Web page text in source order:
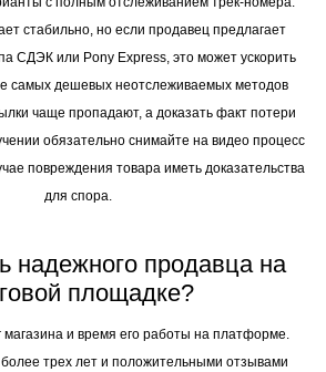
стабильно, но если продавец предлагает
СДЭК или Pony Express, это может ускорить
самых дешевых неотслеживаемых методов
чаще пропадают, а доказать факт потери
обязательно снимайте на видео процесс
повреждения товара иметь доказательства
для спора.
надежного продавца на
площадке?
магазина и время его работы на платформе.
трех лет и положительными отзывами